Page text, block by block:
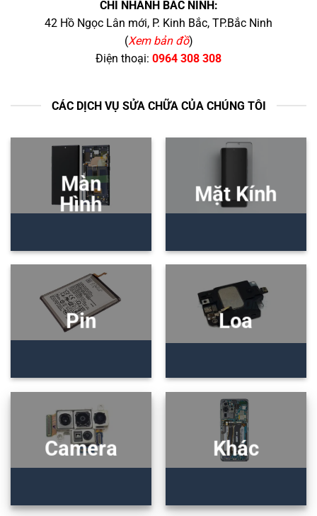
CHI NHÁNH BẮC NINH:
42 Hồ Ngọc Lân mới, P. Kinh Bắc, TP.Bắc Ninh
(Xem bản đồ)
Điện thoại: 0964 308 308
CÁC DỊCH VỤ SỬA CHỮA CỦA CHÚNG TÔI
Màn
Hình
Mặt Kính
Pin Loa
Camera Khác